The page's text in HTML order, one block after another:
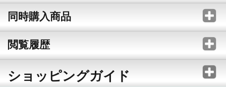
同時購入商品
閲覧履歴
ショッピングガイド